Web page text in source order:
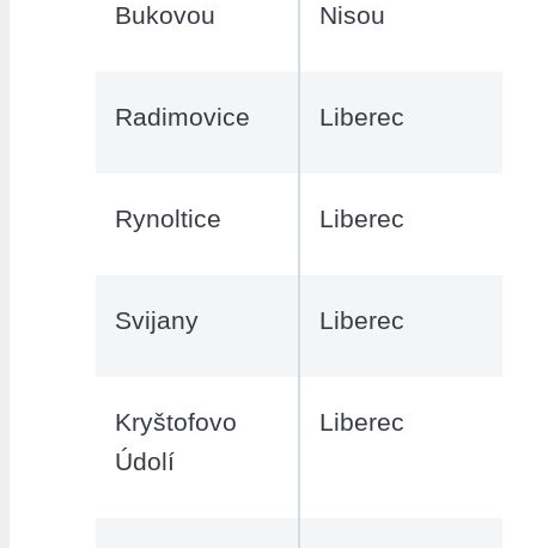
Bukovou
Nisou
Radimovice Liberec
Rynoltice Liberec
Svijany Liberec
Kryštofovo
Údolí
Liberec